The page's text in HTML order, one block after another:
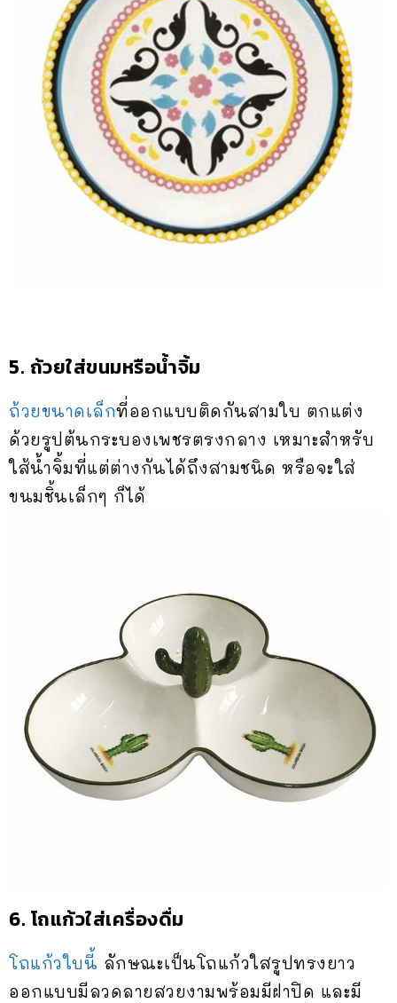
5. ถ้วยใส่ขนมหรือน้ำจิ้ม
ถ้วยขนาดเล็กที่ออกแบบติดกันสามใบ ตกแต่ง
ด้วยรูปต้นกระบองเพชรตรงกลาง เหมาะสำหรับ
ใส้น้ำจิ้มที่แต่ต่างกันได้ถึงสามชนิด หรือจะใส่
ขนมชิ้นเล็กๆ ก็ได้
6. โถแก้วใส่เครื่องดื่ม
โถแก้วใบนี้ ลักษณะเป็นโถแก้วใสรูปทรงยาว
ออกแบบมีลวดลายสวยงามพร้อมมีฝาปิด และมี